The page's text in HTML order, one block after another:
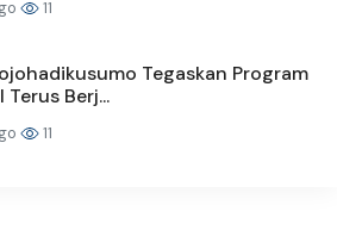
11
Tegaskan Program
Terus Berj...
11